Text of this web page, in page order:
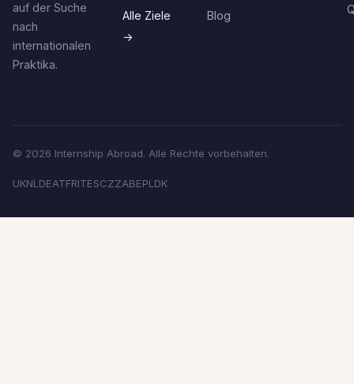
auf der Suche
nach
internationalen
Praktika.
Alle Ziele
→
Blog
© 2026 Internship Abroad. Alle Rechte vorbehalten.
UKNL DEATFRITESCZZABEPL DK